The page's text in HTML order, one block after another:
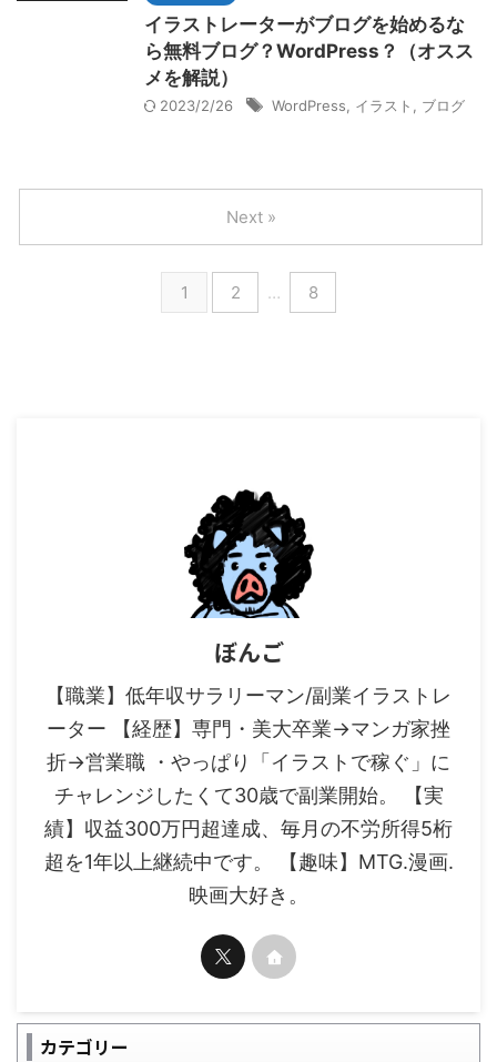
イラストレーターがブログを始めるな
ら無料ブログ？WordPress？（オスス
メを解説）
2023/2/26 WordPress イラスト ブログ
1 2 … 8
Next »
ぼんご
【職業】低年収サラリーマン/副業イラストレ
ーター 【経歴】専門・美大卒業→マンガ家挫
折→営業職 ・やっぱり「イラストで稼ぐ」に
チャレンジしたくて30歳で副業開始。 【実
績】収益300万円超達成、毎月の不労所得5桁
超を1年以上継続中です。 【趣味】MTG.漫画.
映画大好き。
カテゴリー